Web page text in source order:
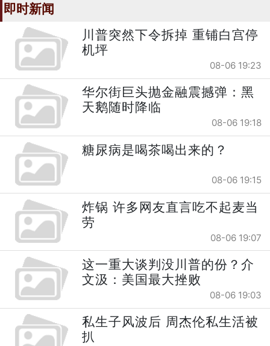
即时新闻
川普突然下令拆掉 重铺白宫停
机坪
08-06 19:23
华尔街巨头抛金融震撼弹：黑
天鹅随时降临
08-06 19:18
糖尿病是喝茶喝出来的？
08-06 19:15
炸锅 许多网友直言吃不起麦当
劳
08-06 19:07
这一重大谈判没川普的份？介
文汲：美国最大挫败
08-06 19:03
私生子风波后 周杰伦私生活被
扒